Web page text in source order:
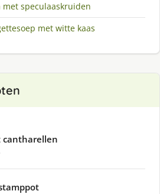
met speculaaskruiden
met witte kaas
cantharellen